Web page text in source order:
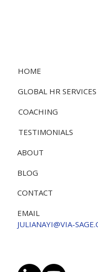
HOME
GLOBAL HR SERVICES
COACHING
TESTIMONIALS
ABOUT
BLOG
CONTACT
EMAIL
JULIANAYI@VIA-